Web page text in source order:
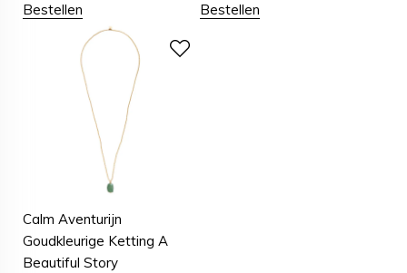
Bestellen Bestellen
Calm Aventurijn
Goudkleurige Ketting A
Beautiful Story